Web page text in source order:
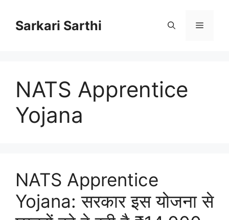
contentSarkari Sarthi Menu
NATS Apprentice
Yojana
NATS Apprentice
Yojana: सरकार इस योजना से